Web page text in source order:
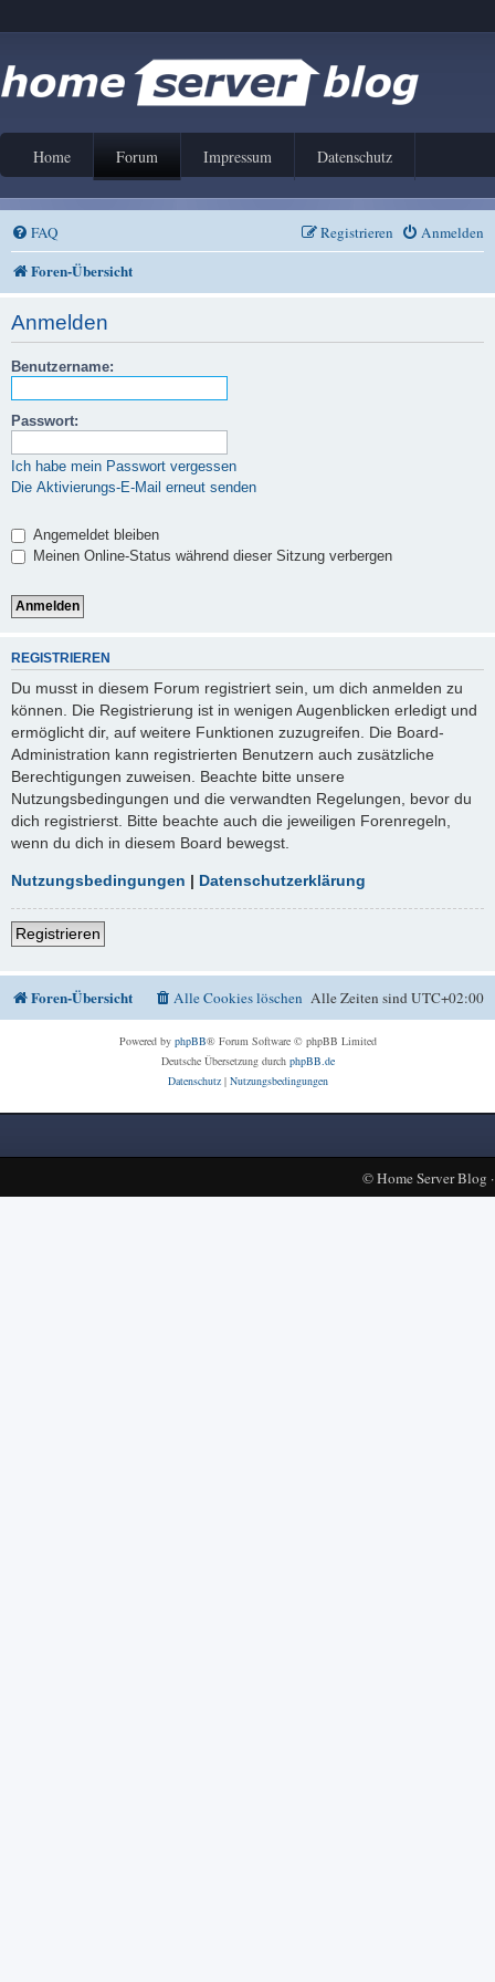
Home Forum Impressum Datenschutz
FAQ Anmelden
Registrieren
Foren-Übersicht
Anmelden
Benutzername:
Passwort:
Ich habe mein Passwort vergessen
Die Aktivierungs-E-Mail erneut senden
Angemeldet bleiben
Meinen Online-Status während dieser Sitzung verbergen
REGISTRIEREN
Du musst in diesem Forum registriert sein, um dich anmelden zu
können. Die Registrierung ist in wenigen Augenblicken erledigt und
ermöglicht dir, auf weitere Funktionen zuzugreifen. Die Board-
Administration kann registrierten Benutzern auch zusätzliche
Berechtigungen zuweisen. Beachte bitte unsere
Nutzungsbedingungen und die verwandten Regelungen, bevor du
dich registrierst. Bitte beachte auch die jeweiligen Forenregeln,
wenn du dich in diesem Board bewegst.
Nutzungsbedingungen | Datenschutzerklärung
Registrieren
Foren-Übersicht Alle Zeiten sindUTC+02:00
Alle Cookies löschen
Powered by phpBB® Forum Software © phpBB Limited
Deutsche Übersetzung durch phpBB.de
Datenschutz| Nutzungsbedingungen
©Home Server Blog